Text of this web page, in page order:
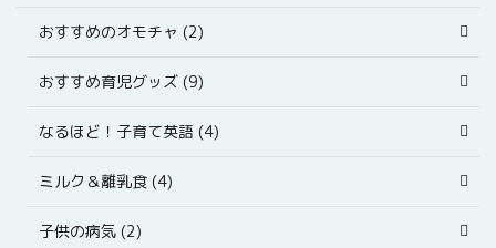
おすすめのオモチャ (2)
おすすめ育児グッズ (9)
なるほど！子育て英語 (4)
ミルク＆離乳食 (4)
子供の病気 (2)